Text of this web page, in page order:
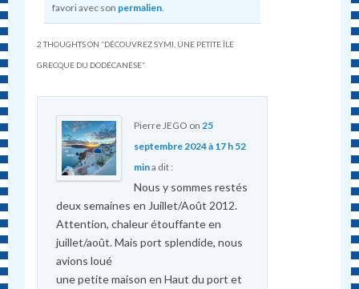
favori avec son permalien
2 THOUGHTS ON “DÉCOUVREZ SYMI, UNE PETITE ÎLE
GRECQUE DU DODÉCANÈSE”
Pierre JEGO on 25
septembre 2024 à 17 h 52
mina dit :
Nous y sommes restés
deux semaines en Juillet/Août 2012.
Attention, chaleur étouffante en
juillet/août. Mais port splendide, nous
avions loué
une petite maison en Haut du port et